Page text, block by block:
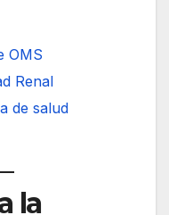
OMS
Renal
de salud
la